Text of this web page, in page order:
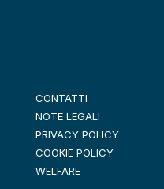
CONTATTI
NOTE LEGALI
PRIVACY POLICY
COOKIE POLICY
WELFARE